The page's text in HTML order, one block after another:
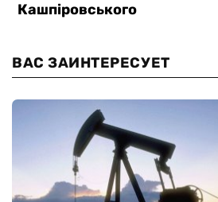
ВАС ЗАИНТЕРЕСУЕТ